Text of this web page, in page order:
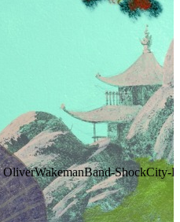
OliverWakemanBand-ShockCity-